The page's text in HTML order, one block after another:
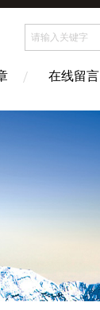
在线留言